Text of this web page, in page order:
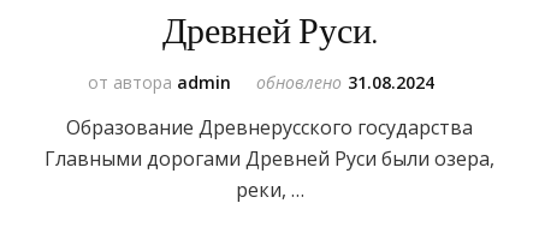
Древней Руси.
от автора admin обновлено 31.08.2024
Образование Древнерусского государства
Главными дорогами Древней Руси были озера,
реки, …